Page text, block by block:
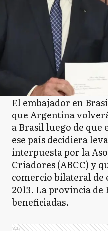
El embajador en
que Argentina
a Brasil luego de
ese país decidiera
interpuesta por la
Criadores (ABCC) y
comercio bilateral de
2013. La provincia de
beneficiadas.
Ads